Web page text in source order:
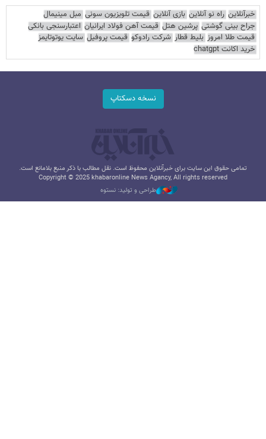
خبرآنلاین راه نو آنلاین بازی آنلاین قیمت تلویزیون سونی مبل مینیمال
جراح بینی گوشتی پرشین هتل قیمت آهن فولاد ایرانیان اعتبارسنجی بانکی
قیمت طلا امروز بلیط قطار شرکت رادوکو قیمت پروفیل سایت یوتوتایمز
خرید اکانت chatgpt
نسخه دسکتاپ
تمامی حقوق این سایت برای خبرآنلاین محفوظ است. نقل مطالب با ذکر منبع بلامانع است.
Copyright © 2025 khabaronline News Agancy, All rights reserved
طراحی و تولید: نستوه